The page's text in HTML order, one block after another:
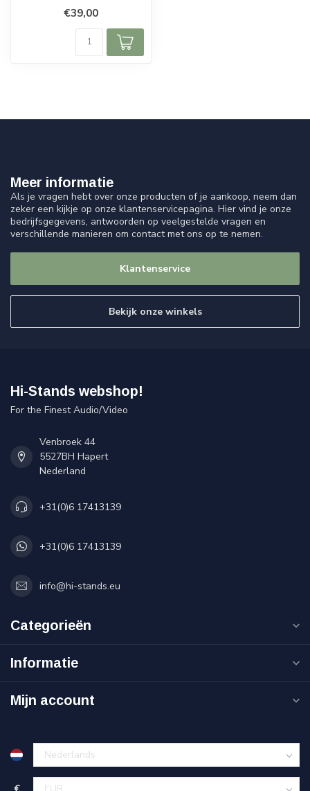
gelu...
€39,00
Meer informatie
Als je vragen hebt over onze producten of je aankoop, neem dan
zeker een kijkje op onze klantenservicepagina. Hier vind je onze
bedrijfsgegevens, antwoorden op veelgestelde vragen en
verschillende manieren om contact met ons op te nemen.
Klantenservice
Bekijk onze winkels
Hi-Stands webshop!
For the Finest Audio/Video
Venbroek 44
5527BH Hapert
Nederland
+31(0)6 17413139
+31(0)6 17413139
info@hi-stands.eu
Categorieën
Informatie
Mijn account